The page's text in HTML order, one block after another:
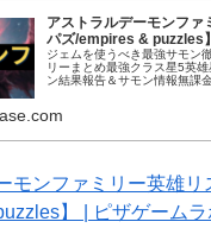
アストラルデーモンファ
パズ/empires & puzzles】
ジェムを使うべき最強サモン
リーまとめ最強クラス星5英
ン結果報告＆サモン情報無課
モンファミリー英雄リ
】 | ピザゲーム